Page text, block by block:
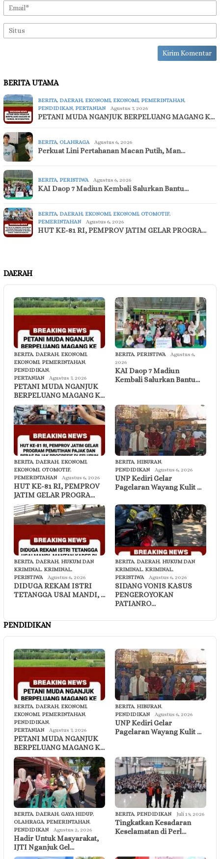
BERITA UTAMA
BERITA, DAERAH, EKONOMI, EKONOMI, PEMERINTAHAN,
PENDIDIKAN, PERTANIAN Agustus 7, 2026
PETANI MUDA NGANJUK BERPELUANG MAGANG K…
BERITA, OLAHRAGA Agustus 6, 2026
Perkuat Lini Pertahanan Macan Putih, Man…
BERITA, PERISTIWA Agustus 6, 2026
KAI Daop 7 Madiun Kembali Salurkan Bantu…
BERITA, DAERAH, EKONOMI, EKONOMI, OTOMOTIF,
PEMERINTAHAN
Agustus 6, 2026
HUT KE-81 RI, PEMPROV JATIM GELAR PROGRA…
DAERAH
BERITA, DAERAH, EKONOMI,
EKONOMI, PEMERINTAHAN,
PENDIDIKAN,
PERTANIAN
Agustus 7, 2026
PETANI MUDA NGANJUK
BERPELUANG MAGANG K…
BERITA, PERISTIWA
Agustus 6,
2026
KAI Daop 7 Madiun
Kembali Salurkan Bantu…
BERITA, DAERAH, EKONOMI,
EKONOMI, OTOMOTIF,
PEMERINTAHAN
Agustus 6, 2026
HUT KE-81 RI, PEMPROV
JATIM GELAR PROGRA…
BERITA, HIBURAN,
PENDIDIKAN
Agustus 6, 2026
UNP Kediri Gelar
Pagelaran Wayang Kulit …
BERITA, DAERAH, HUKUM DAN
KRIMINAL, KRIMINAL,
PERISTIWA
Agustus 6, 2026
DIDUGA REKAM ISTRI
TETANGGA USAI MANDI, …
BERITA, DAERAH, HUKUM DAN
KRIMINAL, KRIMINAL,
PERISTIWA
Agustus 6, 2026
SIDANG VONIS KASUS
PENGEROYOKAN
PATIANRO…
PENDIDIKAN
BERITA, DAERAH, EKONOMI,
EKONOMI, PEMERINTAHAN,
PENDIDIKAN,
PERTANIAN
Agustus 7, 2026
PETANI MUDA NGANJUK
BERPELUANG MAGANG K…
BERITA, HIBURAN,
PENDIDIKAN
Agustus 6, 2026
UNP Kediri Gelar
Pagelaran Wayang Kulit …
BERITA, DAERAH, GAYA HIDUP,
OLAHRAGA, PEMERINTAHAN,
PENDIDIKAN
Agustus 2, 2026
Hadir Untuk Masyarakat,
IJTI Nganjuk Gel…
BERITA, PENDIDIKAN Juli 19, 2026
Tingkatkan Kesadaran
Keselamatan di Perl…